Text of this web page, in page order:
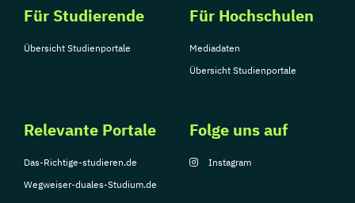
Für Studierende
Übersicht Studienportale
Für Hochschulen
Mediadaten
Übersicht Studienportale
Relevante Portale
Das-Richtige-studieren.de
Wegweiser-duales-Studium.de
Folge uns auf
Instagram